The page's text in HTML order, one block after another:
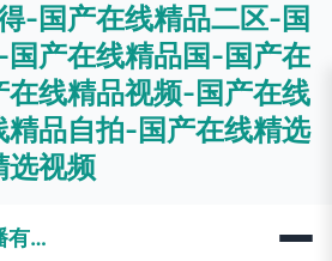
-国产在线精品二区-国
产在线精品国-国产在
线精品视频-国产在线
品自拍-国产在线精选
选视频
深圳市嘉浠文化傳播有限公司